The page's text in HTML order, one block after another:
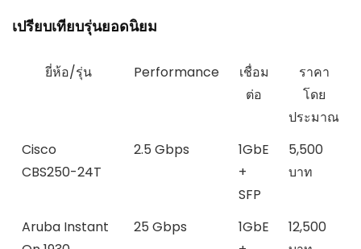
เปรียบเทียบรุ่นยอดนิยม
ยี่ห้อ/รุ่น Performance
เชื่อม
ต่อ
ราคา
โดย
ประมาณ
Cisco
CBS250-24T
2.5 Gbps
1GbE
+
SFP
5,500
บาท
Aruba Instant
25 Gbps
1GbE
12,500